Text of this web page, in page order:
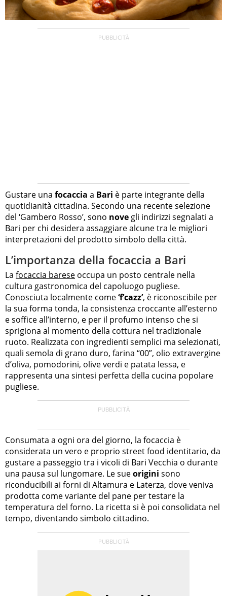
Gustare una focaccia a Bari è parte integrante della
quotidianità cittadina. Secondo una recente selezione
del ‘Gambero Rosso’, sono nove gli indirizzi segnalati a
Bari per chi desidera assaggiare alcune tra le migliori
interpretazioni del prodotto simbolo della città.
L’importanza della focaccia a Bari
La focaccia barese occupa un posto centrale nella
cultura gastronomica del capoluogo pugliese.
Conosciuta localmente come‘f’cazz’, è riconoscibile per
la sua forma tonda, la consistenza croccante all’esterno
e soffice all’interno, e per il profumo intenso che si
sprigiona al momento della cottura nel tradizionale
ruoto. Realizzata con ingredienti semplici ma selezionati,
quali semola di grano duro, farina “00”, olio extravergine
d’oliva, pomodorini, olive verdi e patata lessa, e
rappresenta una sintesi perfetta della cucina popolare
pugliese.
Consumata a ogni ora del giorno, la focaccia è
considerata un vero e proprio street food identitario, da
gustare a passeggio tra i vicoli di Bari Vecchia o durante
una pausa sul lungomare. Le sueorigini sono
riconducibili ai forni di Altamura e Laterza, dove veniva
prodotta come variante del pane per testare la
temperatura del forno. La ricetta si è poi consolidata nel
tempo, diventando simbolo cittadino.